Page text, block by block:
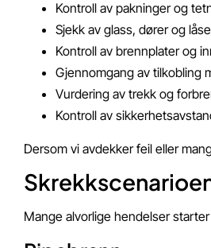
Kontroll av pakninger og
Sjekk av glass, dører og
Kontroll av brennplater og
Gjennomgang av tilkobling
Vurdering av trekk og
Kontroll av
Dersom vi avdekker feil eller
Mange alvorlige hendelser